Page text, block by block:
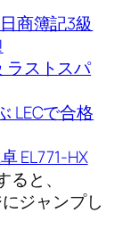
商簿記3級
ラストスパ
LECで合格
EL771-HX
と、
ジャンプし